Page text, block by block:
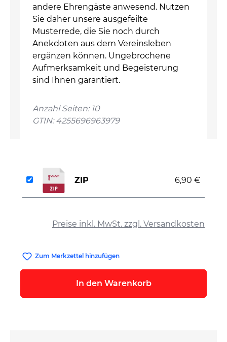
andere Ehrengäste anwesend. Nutzen
Sie daher unsere ausgefeilte
Musterrede, die Sie noch durch
Anekdoten aus dem Vereinsleben
ergänzen können. Ungebrochene
Aufmerksamkeit und Begeisterung
sind Ihnen garantiert.
Anzahl Seiten: 10
GTIN: 4255696963979
Preise inkl. MwSt. zzgl. Versandkosten
ZIP 6,90 €
Zum Merkzettel hinzufügen
In den Warenkorb